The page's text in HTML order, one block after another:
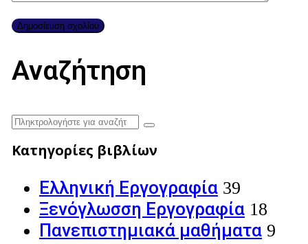
Αναζήτηση
Κατηγορίες βιβλίων
Ελληνική Εργογραφία 39
Ξενόγλωσση Εργογραφία 18
Πανεπιστημιακά μαθήματα 9